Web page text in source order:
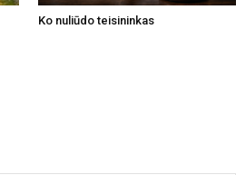
Ko nuliūdo teisininkas